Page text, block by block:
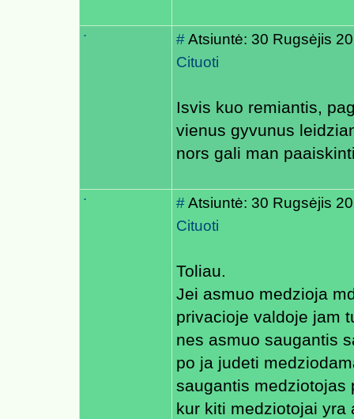
. #Atsiuntė: 30 Rugsėjis
Cituoti
Isvis kuo remiantis,
vienus gyvunus
nors gali man
. #Atsiuntė: 30 Rugsėjis
Cituoti
Toliau.
Jei asmuo medzioja
privacioje valdoje jam
nes asmuo saugantis
po ja judeti
saugantis medziotojas
kur kiti medziotojai yra